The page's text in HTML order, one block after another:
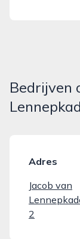
Bedrijven
Adres
Jacob van
2